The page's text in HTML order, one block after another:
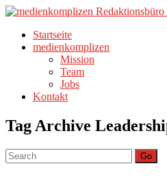
Startseite
medienkomplizen
Mission
Team
Jobs
Kontakt
Tag Archive
Go